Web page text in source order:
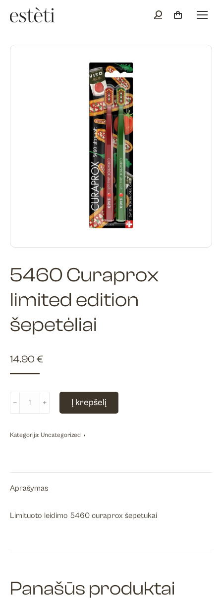
5460 Curaprox
limited edition
šepetėliai
14.90 €
Curaprox
﹣ ﹢ Į krepšelį
Kategorija: Uncategorized
Aprašymas
Limituoto leidimo 5460 curaprox šepetukai
Panašūs produktai